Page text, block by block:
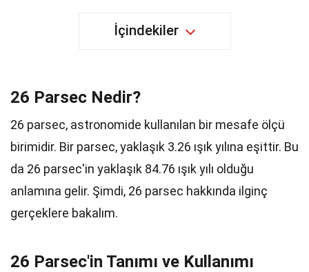
İçindekiler
26 Parsec Nedir?
26 parsec, astronomide kullanılan bir mesafe ölçü
birimidir. Bir parsec, yaklaşık 3.26 ışık yılına eşittir. Bu
da 26 parsec'in yaklaşık 84.76 ışık yılı olduğu
anlamına gelir. Şimdi, 26 parsec hakkında ilginç
gerçeklere bakalım.
26 Parsec'in Tanımı ve Kullanımı